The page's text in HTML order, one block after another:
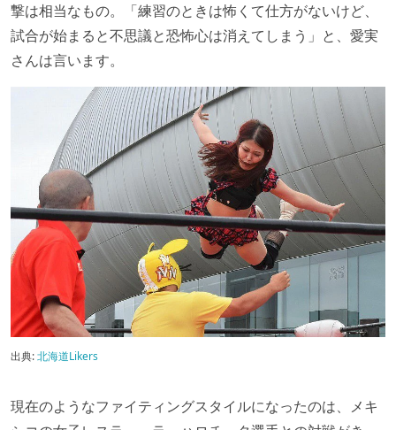
撃は相当なもの。「練習のときは怖くて仕方がないけど、
試合が始まると不思議と恐怖心は消えてしまう」と、愛実
さんは言います。
出典:北海道Likers
現在のようなファイティングスタイルになったのは、メキ